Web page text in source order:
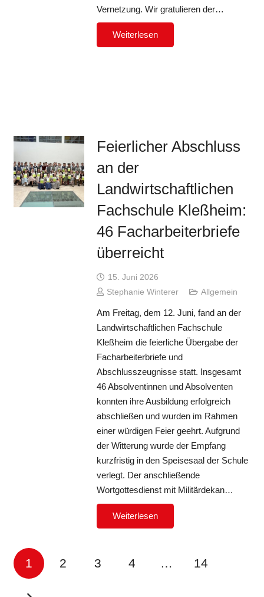
Vernetzung. Wir gratulieren der…
Weiterlesen
Feierlicher Abschluss
an der
Landwirtschaftlichen
Fachschule Kleßheim:
46 Facharbeiterbriefe
überreicht
15. Juni 2026
Stephanie Winterer
Allgemein
Am Freitag, dem 12. Juni, fand an der
Landwirtschaftlichen Fachschule
Kleßheim die feierliche Übergabe der
Facharbeiterbriefe und
Abschlusszeugnisse statt. Insgesamt
46 Absolventinnen und Absolventen
konnten ihre Ausbildung erfolgreich
abschließen und wurden im Rahmen
einer würdigen Feier geehrt. Aufgrund
der Witterung wurde der Empfang
kurzfristig in den Speisesaal der Schule
verlegt. Der anschließende
Wortgottesdienst mit Militärdekan…
Weiterlesen
1 2 3 4 14